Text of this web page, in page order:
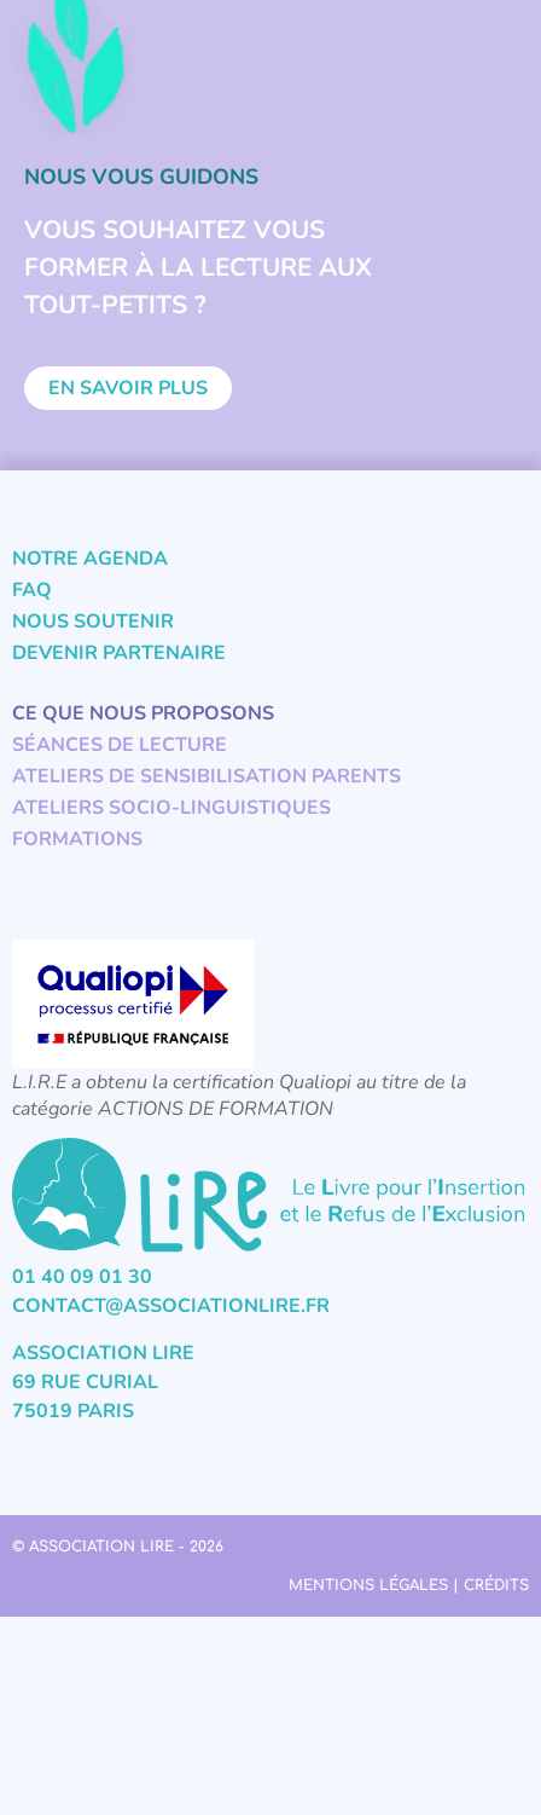
NOUS VOUS GUIDONS
VOUS SOUHAITEZ VOUS
FORMER À LA LECTURE AUX
TOUT-PETITS ?
EN SAVOIR PLUS
NOTRE AGENDA
FAQ
NOUS SOUTENIR
DEVENIR PARTENAIRE
CE QUE NOUS PROPOSONS
SÉANCES DE LECTURE
ATELIERS DE SENSIBILISATION PARENTS
ATELIERS SOCIO-LINGUISTIQUES
FORMATIONS
L.I.R.E a obtenu la certification Qualiopi au titre de la
catégorie ACTIONS DE FORMATION
01 40 09 01 30
CONTACT@ASSOCIATIONLIRE.FR
ASSOCIATION LIRE
69 RUE CURIAL
75019 PARIS
© ASSOCIATION LIRE - 2026
MENTIONS LÉGALES | CRÉDITS